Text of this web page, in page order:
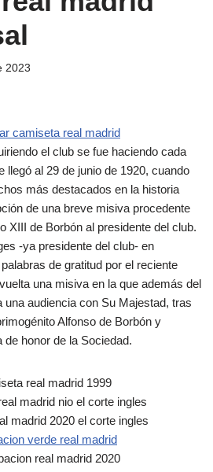
2023
el club se fue haciendo cada
al 29 de junio de 1920, cuando
más destacados en la historia
de una breve misiva procedente
XIII de Borbón al presidente del club.
-ya presidente del club- en
de gratitud por el reciente
una misiva en la que además del
una audiencia con Su Majestad, tras
Alfonso de Borbón y
de honor de la Sociedad.